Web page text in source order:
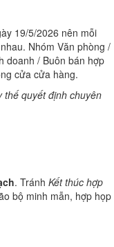
19/5/2026 nên mỗi
Nhóm Văn phòng /
doanh / Buôn bán hợp
cửa cửa hàng.
thế quyết định chuyên
. Tránh Kết thúc hợp
bộ minh mẫn, hợp họp